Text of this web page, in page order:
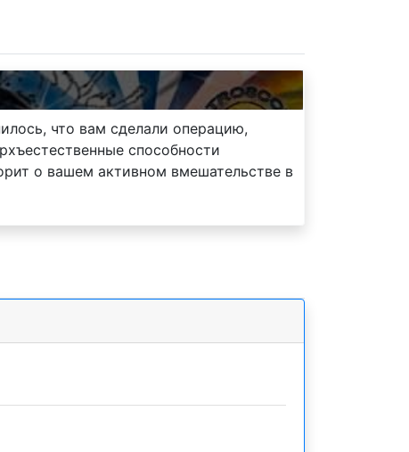
что вам сделали операцию,
способности
о вашем активном вмешательстве в